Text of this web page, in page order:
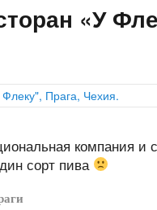
«У
компания
сорт пива